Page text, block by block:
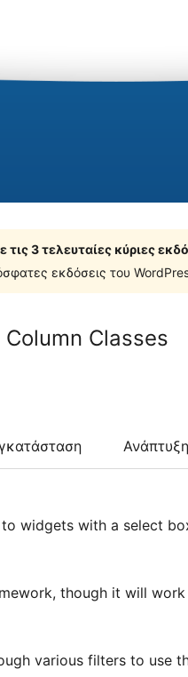
τις 3 τελευταίες κύριες
εκδόσεις του
Classes
Ανάπτυξη
widgets with a select
though it will
various filters to use